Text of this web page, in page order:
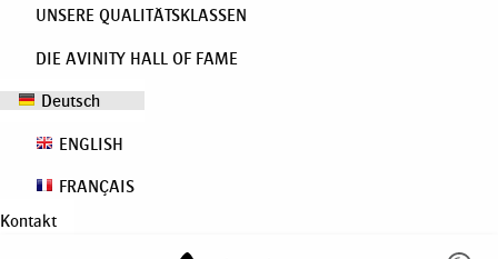
UNSERE QUALITÄTSKLASSEN
DIE AVINITY HALL OF FAME
Deutsch
ENGLISH
FRANÇAIS
Kontakt